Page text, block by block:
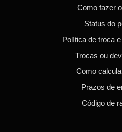
Como fazer
Status do
Política de troca
Trocas ou
Como
Prazos de
Código de